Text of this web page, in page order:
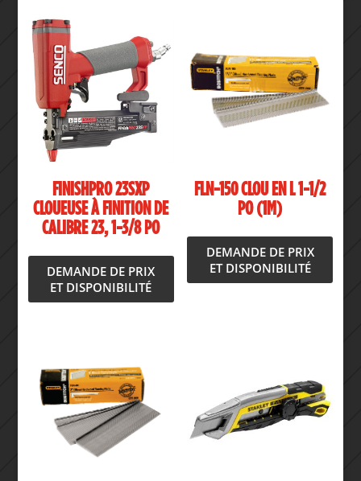
FINISHPRO 23SXP
CLOUEUSE À FINITION DE
CALIBRE 23, 1-3/8 PO
DEMANDE DE PRIX
ET DISPONIBILITÉ
FLN-150 CLOU EN L 1-1/2
PO (1M)
DEMANDE DE PRIX
ET DISPONIBILITÉ